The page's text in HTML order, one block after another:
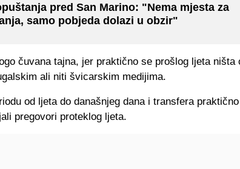
pred San Marino: "Nema mjesta za
samo pobjeda dolazi u obzir"
čuvana tajna, jer praktično se prošlog ljeta ništa
ali niti švicarskim medijima.
od ljeta do današnjeg dana i transfera
pregovori proteklog ljeta.